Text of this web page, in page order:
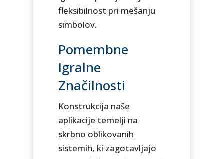
fleksibilnost pri mešanju
simbolov.
Pomembne
Igralne
Značilnosti
Konstrukcija naše
aplikacije temelji na
skrbno oblikovanih
sistemih, ki zagotavljajo